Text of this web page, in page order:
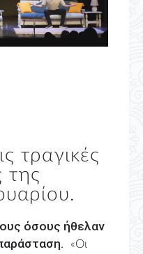
της
«Οι